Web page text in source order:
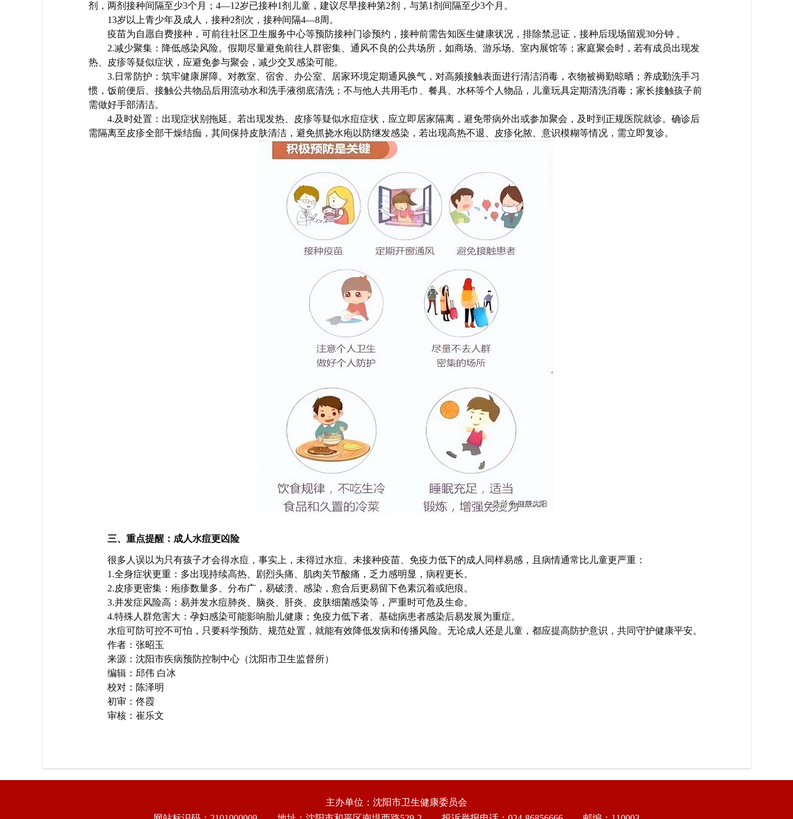
剂，两剂接种间隔至少3个月；4—12岁已接种1剂儿童，建议尽早接种第2剂，与第1剂间隔至少3个月。
13岁以上青少年及成人，接种2剂次，接种间隔4—8周。
疫苗为自愿自费接种，可前往社区卫生服务中心等预防接种门诊预约，接种前需告知医生健康状况，排除禁忌证，接种后现场留观30分钟 。
2.减少聚集：降低感染风险。假期尽量避免前往人群密集、通风不良的公共场所，如商场、游乐场、室内展馆等；家庭聚会时，若有成员出现发
热、皮疹等疑似症状，应避免参与聚会，减少交叉感染可能。
3.日常防护：筑牢健康屏障。对教室、宿舍、办公室、居家环境定期通风换气，对高频接触表面进行清洁消毒，衣物被褥勤晾晒；养成勤洗手习
惯，饭前便后、接触公共物品后用流动水和洗手液彻底清洗；不与他人共用毛巾、餐具、水杯等个人物品，儿童玩具定期清洗消毒；家长接触孩子前
需做好手部清洁。
4.及时处置：出现症状别拖延。若出现发热、皮疹等疑似水痘症状，应立即居家隔离，避免带病外出或参加聚会，及时到正规医院就诊。确诊后
需隔离至皮疹全部干燥结痂，其间保持皮肤清洁，避免抓挠水疱以防继发感染，若出现高热不退、皮疹化脓、意识模糊等情况，需立即复诊。
三、重点提醒：成人水痘更凶险
很多人误以为只有孩子才会得水痘，事实上，未得过水痘、未接种疫苗、免疫力低下的成人同样易感，且病情通常比儿童更严重：
1.全身症状更重：多出现持续高热、剧烈头痛、肌肉关节酸痛，乏力感明显，病程更长。
2.皮疹更密集：疱疹数量多、分布广，易破溃、感染，愈合后更易留下色素沉着或疤痕。
3.并发症风险高：易并发水痘肺炎、脑炎、肝炎、皮肤细菌感染等，严重时可危及生命。
4.特殊人群危害大：孕妇感染可能影响胎儿健康；免疫力低下者、基础病患者感染后易发展为重症。
水痘可防可控不可怕，只要科学预防、规范处置，就能有效降低发病和传播风险。无论成人还是儿童，都应提高防护意识，共同守护健康平安。
作者：张昭玉
来源：沈阳市疾病预防控制中心（沈阳市卫生监督所）
编辑：邱伟 白冰
校对：陈泽明
初审：佟霞
审核：崔乐文
主办单位：沈阳市卫生健康委员会